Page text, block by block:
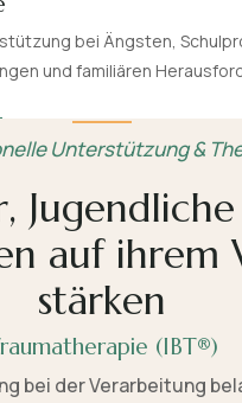
bei Ängsten,
und familiären
Unterstützung &
auf ihrem
stärken
(IBT®)
bei der Verarbeitung